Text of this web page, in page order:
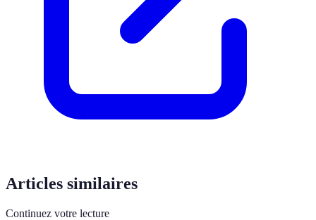
Articles similaires
Continuez votre lecture